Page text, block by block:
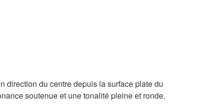
direction du centre depuis la surface plate du
soutenue et une tonalité pleine et ronde.